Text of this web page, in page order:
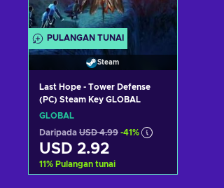
PULANGAN TUNAI
Steam
Last Hope - Tower Defense
(PC) Steam Key GLOBAL
GLOBAL
Daripada USD 4.99 -41%
USD 2.92
11% Pulangan tunai